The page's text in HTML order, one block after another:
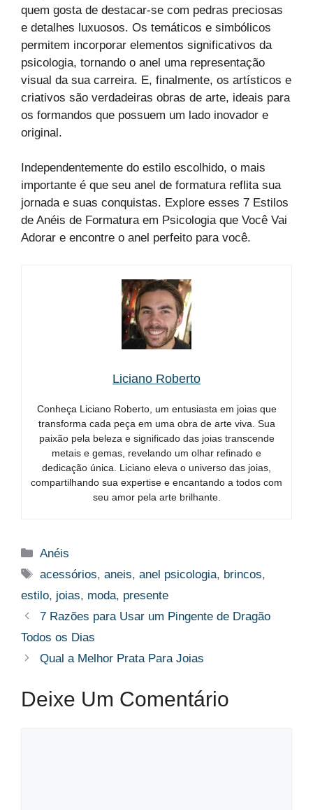
quem gosta de destacar-se com pedras preciosas
e detalhes luxuosos. Os temáticos e simbólicos
permitem incorporar elementos significativos da
psicologia, tornando o anel uma representação
visual da sua carreira. E, finalmente, os artísticos e
criativos são verdadeiras obras de arte, ideais para
os formandos que possuem um lado inovador e
original.
Independentemente do estilo escolhido, o mais
importante é que seu anel de formatura reflita sua
jornada e suas conquistas. Explore esses 7 Estilos
de Anéis de Formatura em Psicologia que Você Vai
Adorar e encontre o anel perfeito para você.
Liciano Roberto
Conheça Liciano Roberto, um entusiasta em joias que
transforma cada peça em uma obra de arte viva. Sua
paixão pela beleza e significado das joias transcende
metais e gemas, revelando um olhar refinado e
dedicação única. Liciano eleva o universo das joias,
compartilhando sua expertise e encantando a todos com
seu amor pela arte brilhante.
Categorias
Anéis
Tags
acessórios,aneis,anel psicologia, brincos,
estilo, joias, moda, presente
7 Razões para Usar um Pingente de Dragão
Todos os Dias
Qual a Melhor Prata Para Joias
Deixe Um Comentário